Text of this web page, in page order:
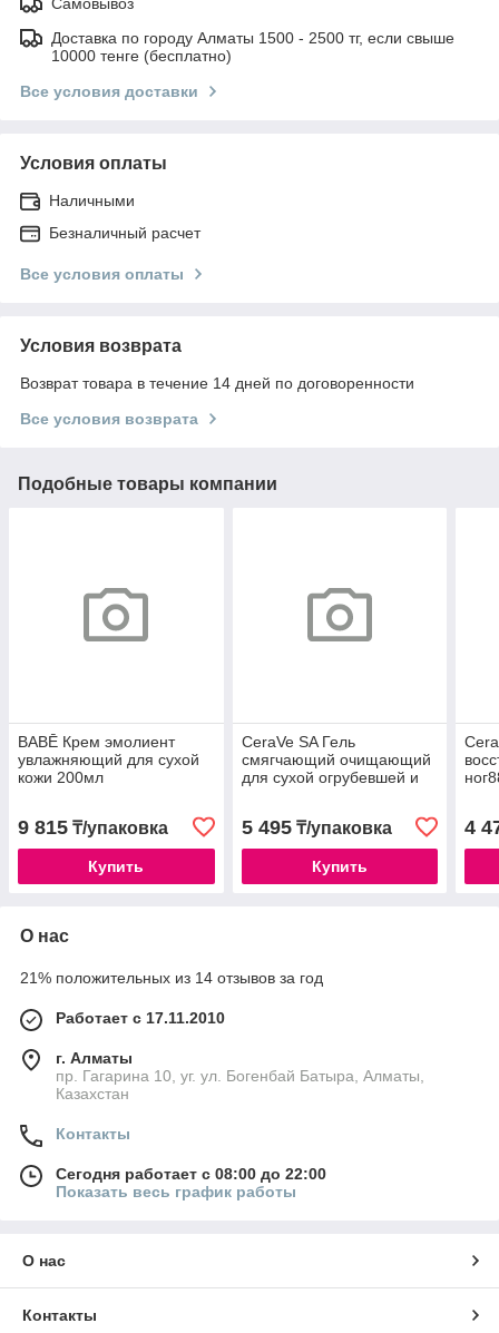
Доставка по городу Алматы 1500 - 2500 тг, если свыше
10000 тенге (бесплатно)
Все условия доставки
Условия оплаты
Наличными
Безналичный расчет
Все условия оплаты
Условия возврата
Возврат товара в течение 14 дней по договоренности
Все условия возврата
Подобные товары компании
BABĒ Крем эмолиент
увлажняющий для сухой
кожи 200мл
9 815 ₸/упаковка
Купить
CeraVe SA Гель
смягчающий очищающий
для сухой огрубевшей и
5 495₸/упаковка
Купить
4
О нас
21% положительных из 14 отзывов за год
Работает с 17.11.2010
г. Алматы
пр. Гагарина 10, уг. ул. Богенбай Батыра, Алматы,
Казахстан
Контакты
Сегодня работает с 08:00 до 22:00
Показать весь график работы
О нас
Контакты